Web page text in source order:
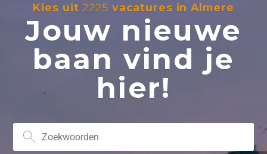
Kies uit2225 vacatures in Almere
Jouw nieuwe
baan vind je
hier!